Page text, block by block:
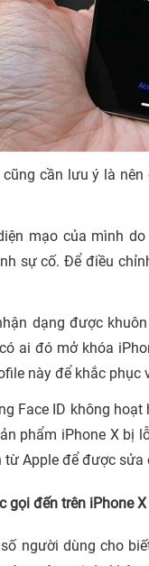
cần lưu ý là
mạo của mình
sự cố. Để điều
dạng được
ai đó mở khóa
này để khắc phục
Face ID không
phẩm iPhone X bị
Apple để được
gọi đến trên iPhone X
người dùng cho